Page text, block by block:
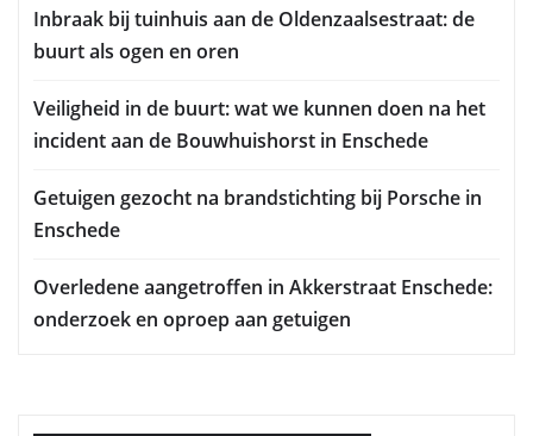
Inbraak bij tuinhuis aan de Oldenzaalsestraat: de
buurt als ogen en oren
Veiligheid in de buurt: wat we kunnen doen na het
incident aan de Bouwhuishorst in Enschede
Getuigen gezocht na brandstichting bij Porsche in
Enschede
Overledene aangetroffen in Akkerstraat Enschede:
onderzoek en oproep aan getuigen